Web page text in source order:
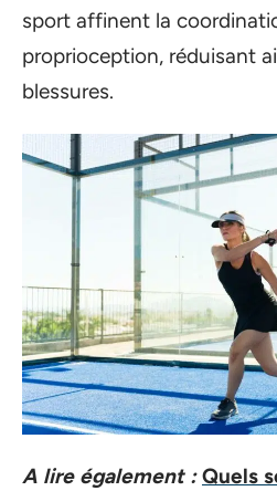
sport affinent la
proprioception, réduisant
blessures.
A lire également : Quels